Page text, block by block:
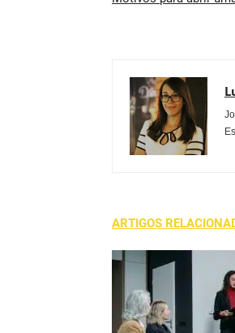
ARTIGOS